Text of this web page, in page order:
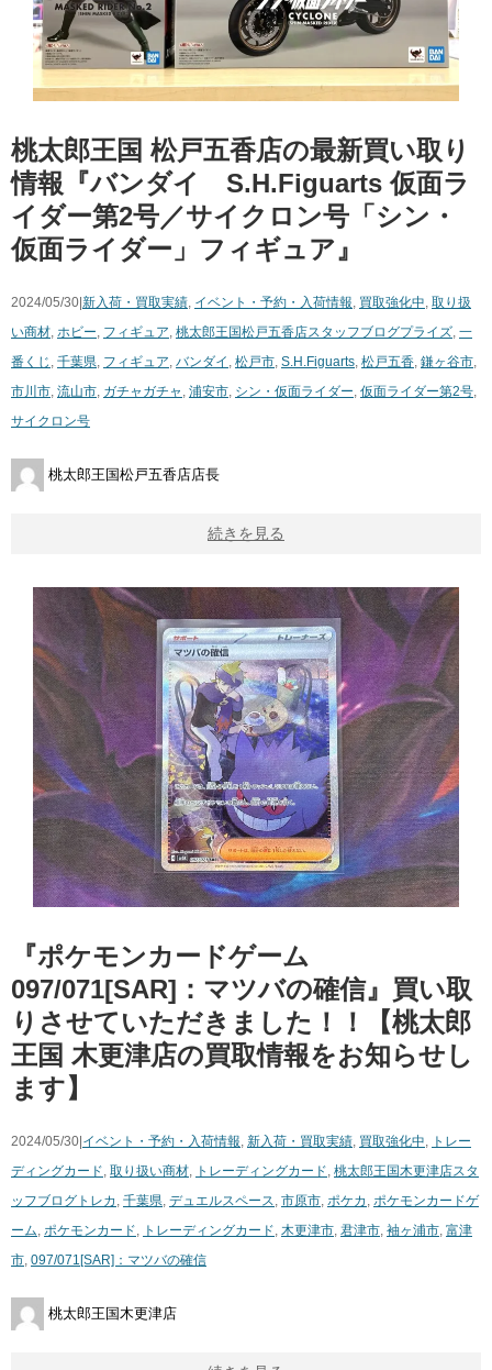
桃太郎王国 松戸五香店の最新買い取り
情報『バンダイ S.H.Figuarts 仮面ラ
イダー第2号／サイクロン号「シン・
仮面ライダー」フィギュア』
2024/05/30| 新入荷・買取実績, イベント・予約・入荷情報, 買取強化中, 取り扱
い商材, ホビー, フィギュア, 桃太郎王国松戸五香店スタッフブログプライズ, 一
番くじ , 千葉県, フィギュア, バンダイ , 松戸市, S.H.Figuarts, 松戸五香, 鎌ヶ谷市,
市川市, 流山市, ガチャガチャ , 浦安市, シン・仮面ライダー, 仮面ライダー第2号,
サイクロン号
桃太郎王国松戸五香店店長
続きを見る
『ポケモンカードゲーム
097/071[SAR]：マツバの確信』買い取
りさせていただきました！！【桃太郎
王国 木更津店の買取情報をお知らせし
ます】
2024/05/30| イベント・予約・入荷情報, 新入荷・買取実績, 買取強化中, トレー
ディングカード, 取り扱い商材, トレーディングカード, 桃太郎王国木更津店スタ
ッフブログ トレカ , 千葉県, デュエルスペース, 市原市, ポケカ , ポケモンカードゲ
ーム, ポケモンカード, トレーディングカード, 木更津市, 君津市, 袖ヶ浦市, 富津
市, 097/071[SAR]：マツバの確信
桃太郎王国木更津店